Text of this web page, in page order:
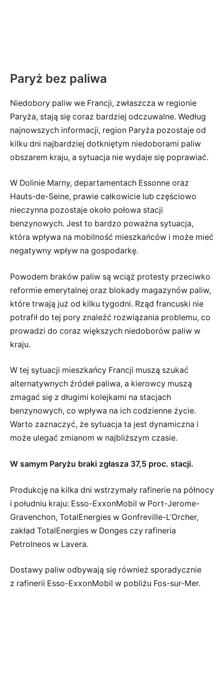
Paryż bez paliwa
Niedobory paliw we Francji, zwłaszcza w regionie
Paryża, stają się coraz bardziej odczuwalne. Według
najnowszych informacji, region Paryża pozostaje od
kilku dni najbardziej dotkniętym niedoborami paliw
obszarem kraju, a sytuacja nie wydaje się poprawiać.
W Dolinie Marny, departamentach Essonne oraz
Hauts-de-Seine, prawie całkowicie lub częściowo
nieczynna pozostaje około połowa stacji
benzynowych. Jest to bardzo poważna sytuacja,
która wpływa na mobilność mieszkańców i może mieć
negatywny wpływ na gospodarkę.
Powodem braków paliw są wciąż protesty przeciwko
reformie emerytalnej oraz blokady magazynów paliw,
które trwają już od kilku tygodni. Rząd francuski nie
potrafił do tej pory znaleźć rozwiązania problemu, co
prowadzi do coraz większych niedoborów paliw w
kraju.
W tej sytuacji mieszkańcy Francji muszą szukać
alternatywnych źródeł paliwa, a kierowcy muszą
zmagać się z długimi kolejkami na stacjach
benzynowych, co wpływa na ich codzienne życie.
Warto zaznaczyć, że sytuacja ta jest dynamiczna i
może ulegać zmianom w najbliższym czasie.
W samym Paryżu braki zgłasza 37,5 proc. stacji.
Produkcję na kilka dni wstrzymały rafinerie na północy
i południu kraju: Esso-ExxonMobil w Port-Jerome-
Gravenchon, TotalEnergies w Gonfreville-L’Orcher,
zakład TotalEnergies w Donges czy rafineria
PetroIneos w Lavera.
Dostawy paliw odbywają się również sporadycznie
z rafinerii Esso-ExxonMobil w pobliżu Fos-sur-Mer.